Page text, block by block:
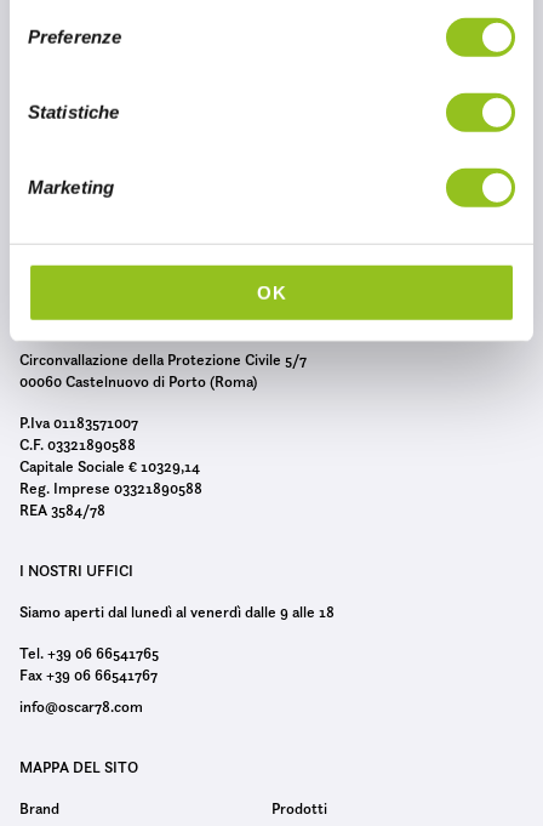
n
Preferenze
Statistiche
Marketing
OK
Circonvallazione della Protezione Civile 5/7
00060 Castelnuovo di Porto (Roma)
P.Iva 01183571007
C.F. 03321890588
Capitale Sociale € 10329,14
Reg. Imprese 03321890588
REA 3584/78
I NOSTRI UFFICI
Siamo aperti dal lunedì al venerdì dalle 9 alle 18
Tel. +39 06 66541765
Fax +39 06 66541767
info@oscar78.com
MAPPA DEL SITO
Brand Prodotti